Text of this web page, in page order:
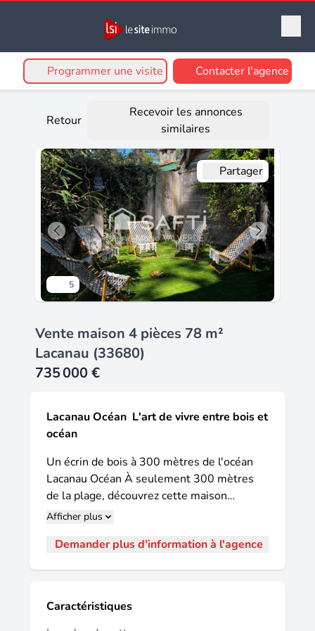
Programmer une visite Contacter l'agence
Retour
Recevoir les annonces
similaires
5
Partager
Vente maison 4 pièces 78 m²
Lacanau (33680)
735 000 €
Lacanau Océan  L'art de vivre entre bois et
océan
Un écrin de bois à 300 mètres de l'océan 
Lacanau Océan À seulement 300 mètres
de la plage, découvrez cette maison
d'architecte artisanale de 78 m², implantée
singulière qui séduira les amoureux de
véritable savoir-faire artisanal, cette
maison met le bois à l'honneur. Cèdre
Afficher plus
Demander plus d'information à l'agence
Caractéristiques